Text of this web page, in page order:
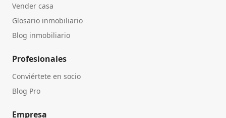
Vender casa
Glosario inmobiliario
Blog inmobiliario
Profesionales
Conviértete en socio
Blog Pro
Empresa